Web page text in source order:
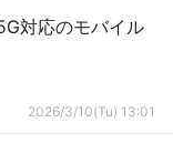
対応のモバイル
2026/3/10(Tu) 13:01